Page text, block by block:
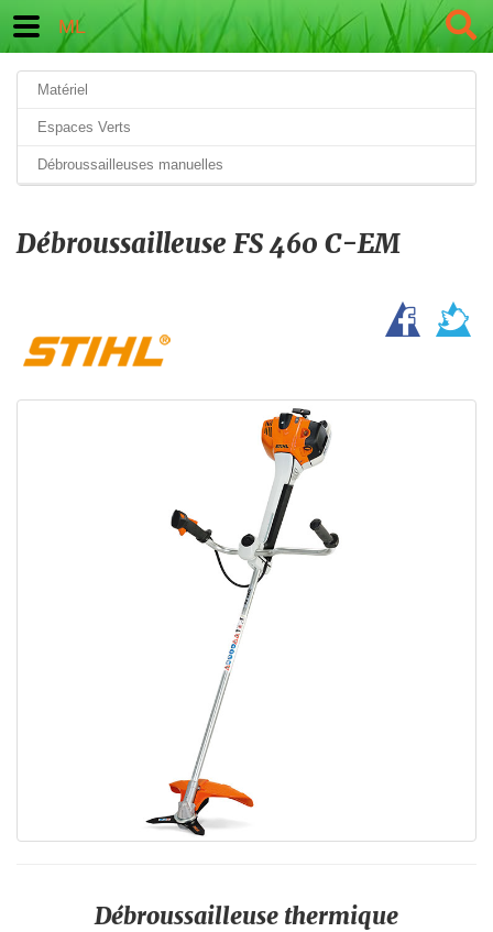
ML
Matériel
Espaces Verts
Débroussailleuses manuelles
Débroussailleuse FS 460 C-EM
Débroussailleuse thermique